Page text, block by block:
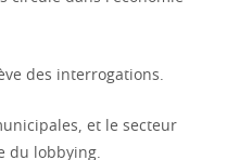
des interrogations.
et le secteur
du lobbying.